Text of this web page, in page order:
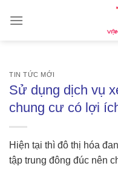
TIN TỨC MỚI
Sử dụng dịch vụ
chung cư có lợi
Hiện tại thì đô thị hóa
tập trung đông đúc nên